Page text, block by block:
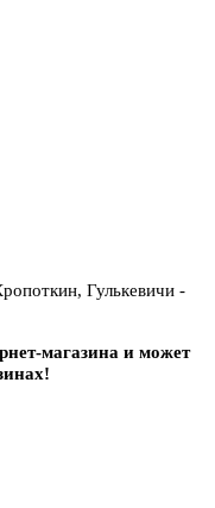
Гулькевичи -
магазина и может